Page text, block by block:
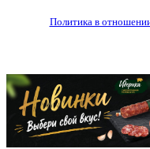
Политика в